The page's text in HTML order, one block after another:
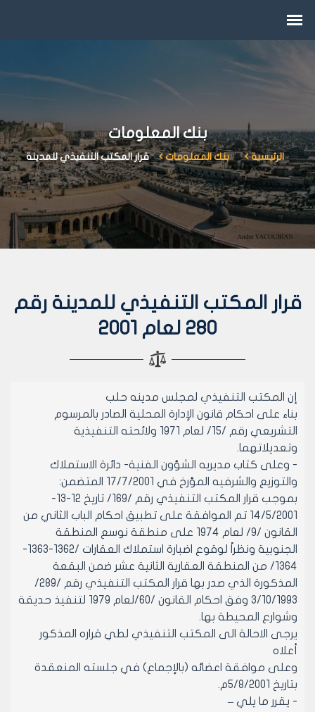
بنك المعلومات
الرئيسية بنك المعلومات قرار المكتب التنفيذي للمدينة
قرار المكتب التنفيذي للمدينة رقم
280 لعام 2001
إن المكتب التنفيذي لمجلس مدينه حلب
بناء على احكام قانون الإدارة المحلية الصادر بالمرسوم
التشريعي رقم /15/ لعام 1971 ولائحته التنفيذية
وتعديلاتهما.
- وعلى كتاب مديريه الشؤون الفنية- دائرة الاستملاك
والتوزيع والشرفيه المؤرخ في 17/7/2001 المتضمن:
بموجب قرار المكتب التنفيذي رقم /169/ تاريخ 12-13-
14/5/2001 تم الموافقة على تطبيق احكام الباب الثاني من
القانون /9/ لعام 1974 على منطقة نوسع المنطقة
الجنوبية ونظراً لوقوع اضبارة استملاك العقارات /1362-1363-
1364/ من المنطقة العقارية الثانية عشر ضمن البقعة
المذكورة الذي صدر بها قرار المكتب التنفيذي رقم /289/
3/10/1993 وفق احكام القانون /60/لعام 1979 لتنفيذ حديقة
وشوارع المحيطة بها.
يرجى الاحالة الى المكتب التنفيذي لطي قراره المذكور
أعلاه
وعلى موافقة اعضائه (بالإجماع) في جلسته المنعقدة
بتاريخ 5/8/2001م.
- يقرر ما يلي –